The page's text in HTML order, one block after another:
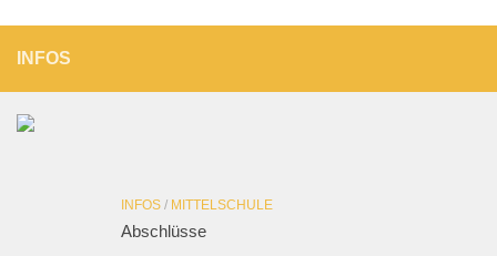
INFOS
INFOS / MITTELSCHULE
Abschlüsse